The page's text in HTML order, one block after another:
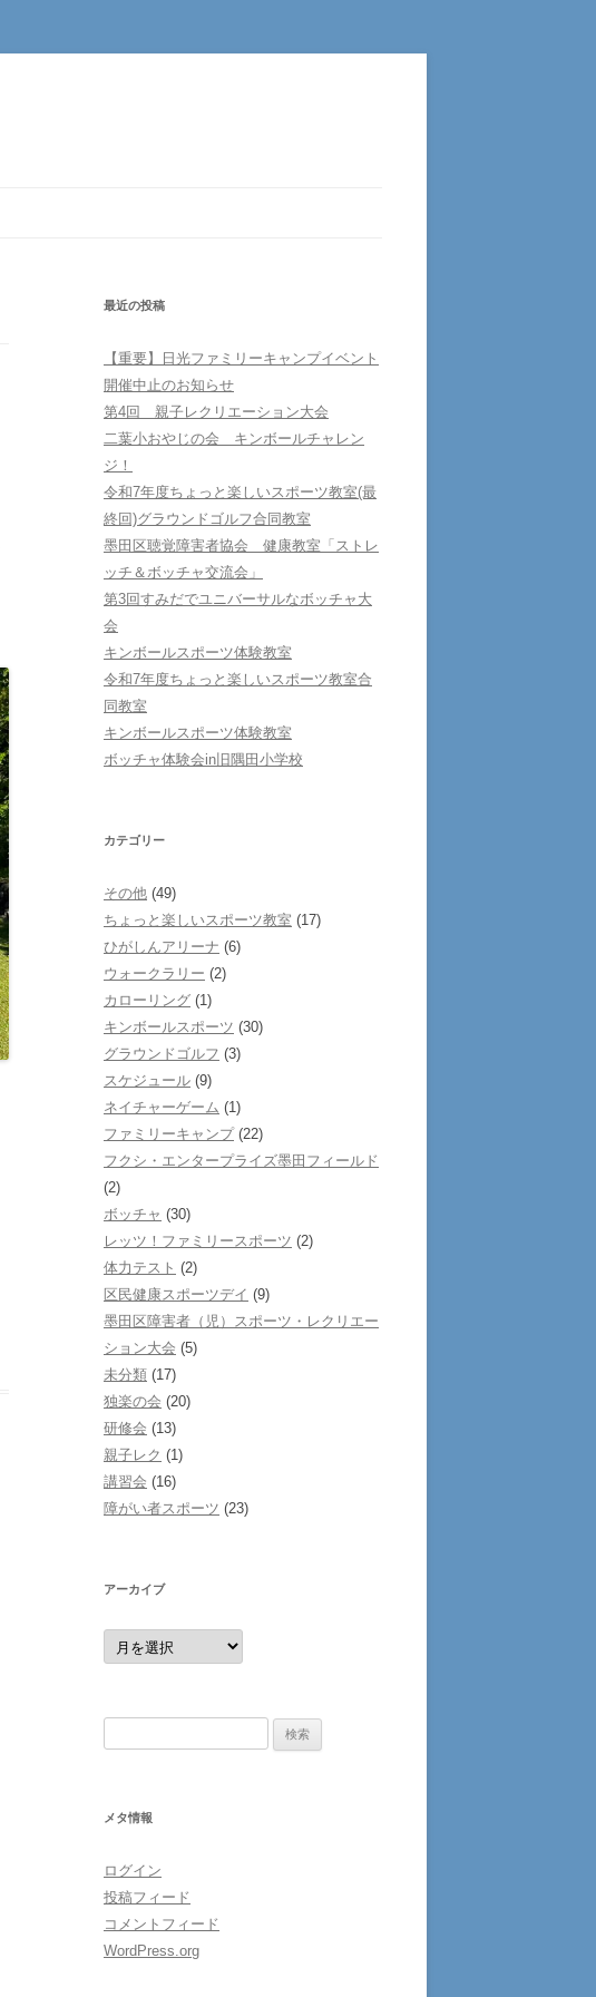
最近の投稿
【重要】日光ファミリーキャンプイベント
開催中止のお知らせ
第4回 親子レクリエーション大会
二葉小おやじの会 キンボールチャレン
ジ！
令和7年度ちょっと楽しいスポーツ教室(最
終回)グラウンドゴルフ合同教室
墨田区聴覚障害者協会 健康教室「ストレ
ッチ＆ボッチャ交流会」
第3回すみだでユニバーサルなボッチャ大
会
キンボールスポーツ体験教室
令和7年度ちょっと楽しいスポーツ教室合
同教室
キンボールスポーツ体験教室
ボッチャ体験会in旧隅田小学校
カテゴリー
その他 (49)
ちょっと楽しいスポーツ教室 (17)
ひがしんアリーナ (6)
ウォークラリー (2)
カローリング (1)
キンボールスポーツ (30)
グラウンドゴルフ (3)
スケジュール (9)
ネイチャーゲーム (1)
ファミリーキャンプ(22)
フクシ・エンタープライズ墨田フィールド
(2)
ボッチャ (30)
レッツ！ファミリースポーツ (2)
体力テスト (2)
区民健康スポーツデイ (9)
墨田区障害者（児）スポーツ・レクリエー
ション大会 (5)
未分類 (17)
独楽の会 (20)
研修会 (13)
親子レク (1)
講習会 (16)
障がい者スポーツ (23)
アーカイブ
ア
ー
カ
メタ情報
ログイン
投稿フィード
コメントフィード
WordPress.org